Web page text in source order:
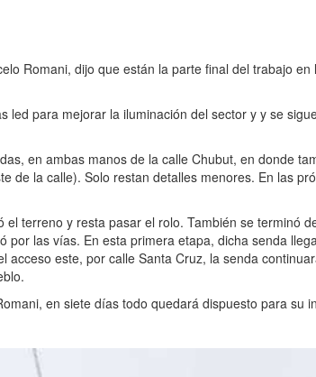
Romani, dijo que están la parte final del trabajo
led para mejorar la iluminación del sector y y se
en ambas manos de la calle Chubut, en donde
de la calle). Solo restan detalles menores. En las
el terreno y resta pasar el rolo. También se terminó
por las vías. En esta primera etapa, dicha senda
acceso este, por calle Santa Cruz, la senda
en siete días todo quedará dispuesto para su